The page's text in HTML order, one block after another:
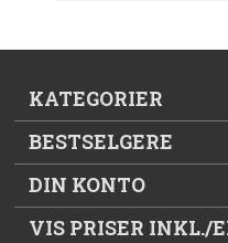
KATEGORIER
BESTSELGERE
DIN KONTO
VIS PRISER INKL./